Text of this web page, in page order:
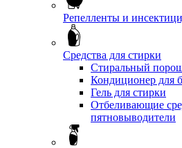
Репелленты и
Средства для стирки
Стиральный
Кондиционер для
Гель для стирки
Отбеливающие
пятновыводители